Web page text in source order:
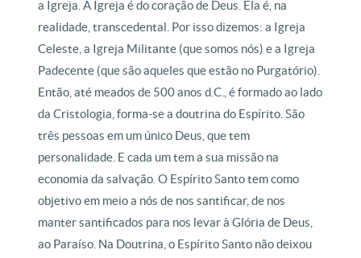
a Igreja. A Igreja é do coração de Deus. Ela é, na
realidade, transcedental. Por isso dizemos: a Igreja
Celeste, a Igreja Militante (que somos nós) e a Igreja
Padecente (que são aqueles que estão no Purgatório).
Então, até meados de 500 anos d.C., é formado ao lado
da Cristologia, forma-se a doutrina do Espírito. São
três pessoas em um único Deus, que tem
personalidade. E cada um tem a sua missão na
economia da salvação. O Espírito Santo tem como
objetivo em meio a nós de nos santificar, de nos
manter santificados para nos levar à Glória de Deus,
ao Paraíso. Na Doutrina, o Espírito Santo não deixou